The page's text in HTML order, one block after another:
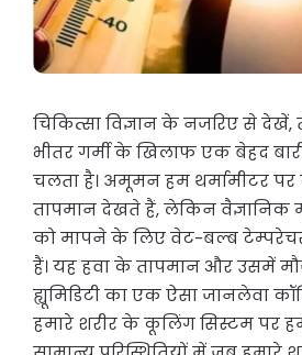
चिकित्सा विज्ञान के नजरिए से देखें,
भीतर गर्मी के खिलाफ एक बेहद
चलता है। अमूमन हम थर्मामीटर
तापमान देखते हैं, लेकिन वैज्ञानिक
को मापने के लिए वेट-बल्ब
हैं। यह हवा के तापमान और उसमें
ह्यूमिडिटी का एक ऐसा जानलेवा
हमारे शरीर के कूलिंग सिस्टम पर